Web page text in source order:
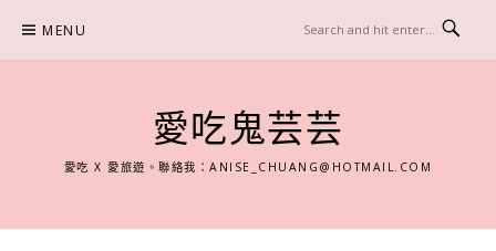
content
MENU
愛吃鬼芸芸
愛吃 X 愛旅遊。聯絡我：ANISE_CHUANG@HOTMAIL.COM